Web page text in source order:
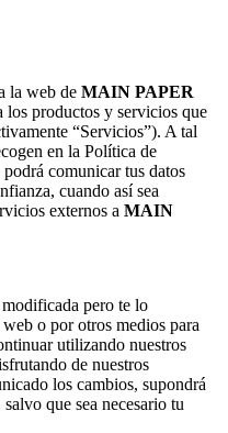
la web de MAIN PAPER
los productos y servicios que
“Servicios”). A tal
en la Política de
podrá comunicar tus datos
cuando así sea
externos a MAIN
pero te lo
o por otros medios para
utilizando nuestros
de nuestros
los cambios, supondrá
que sea necesario tu